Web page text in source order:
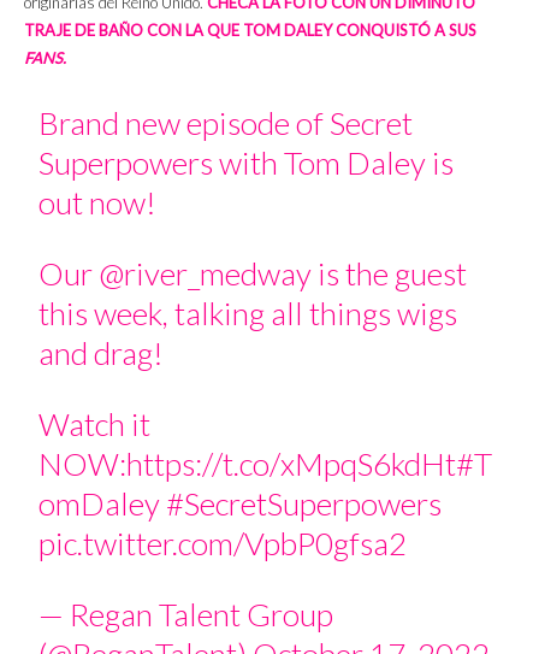
TRAJE DE BAÑO CON LA QUE TOM DALEY CONQUISTÓ A SUS
FANS.
Brand new episode of Secret
Superpowers with Tom Daley is
out now!
Our@river_medway is the guest
this week, talking all things wigs
and drag!
Watch it
NOW:https://t.co/xMpqS6kdHt#T
omDaley#SecretSuperpowers
pic.twitter.com/VpbP0gfsa2
— Regan Talent Group